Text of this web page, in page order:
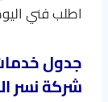
اطلب فني
جدول
شركة نسر